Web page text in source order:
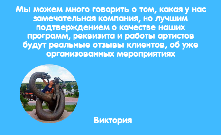
Мы можем много говорить о том, какая у нас
замечательная компания, но лучшим
подтверждением о качестве наших
программ, реквизита и работы артистов
будут реальные отзывы клиентов, об уже
организованных мероприятиях
Виктория